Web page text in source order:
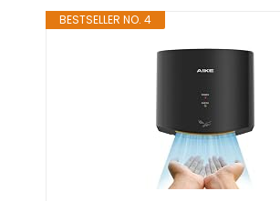
BESTSELLER NO. 4